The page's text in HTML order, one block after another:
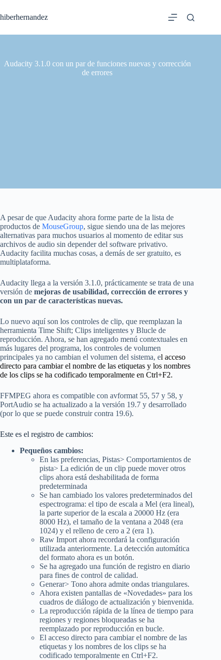
al
contenido
hiberhernandez
Audacity 3.1.0 con un par de funciones nuevas y corrección
de errores
A pesar de que Audacity ahora forme parte de la lista de
productos de MouseGroup, sigue siendo una de las mejores
alternativas para muchos usuarios al momento de editar sus
archivos de audio sin depender del software privativo.
Audacity facilita muchas cosas, a demás de ser gratuito, es
multiplataforma.
Audacity llega a la versión 3.1.0, prácticamente se trata de una
versión de mejoras de usabilidad, corrección de errores y
con un par de características nuevas.
Lo nuevo aquí son los controles de clip, que reemplazan la
herramienta Time Shift; Clips inteligentes y Blucle de
reproducción. Ahora, se han agregado menú contextuales en
más lugares del programa, los controles de volumen
principales ya no cambian el volumen del sistema, el acceso
directo para cambiar el nombre de las etiquetas y los nombres
de los clips se ha codificado temporalmente en Ctrl+F2.
FFMPEG ahora es compatible con avformat 55, 57 y 58, y
PortAudio se ha actualizado a la versión 19.7 y desarrollado
(por lo que se puede construir contra 19.6).
Este es el registro de cambios:
Pequeños cambios:
En las preferencias, Pistas> Comportamientos de
pista> La edición de un clip puede mover otros
clips ahora está deshabilitada de forma
predeterminada
Se han cambiado los valores predeterminados del
espectrograma: el tipo de escala a Mel (era lineal),
la parte superior de la escala a 20000 Hz (era
8000 Hz), el tamaño de la ventana a 2048 (era
1024) y el relleno de cero a 2 (era 1).
Raw Import ahora recordará la configuración
utilizada anteriormente. La detección automática
del formato ahora es un botón.
Se ha agregado una función de registro en diario
para fines de control de calidad.
Generar> Tono ahora admite ondas triangulares.
Ahora existen pantallas de «Novedades» para los
cuadros de diálogo de actualización y bienvenida.
La reproducción rápida de la línea de tiempo para
regiones y regiones bloqueadas se ha
reemplazado por reproducción en bucle.
El acceso directo para cambiar el nombre de las
etiquetas y los nombres de los clips se ha
codificado temporalmente en Ctrl+F2.